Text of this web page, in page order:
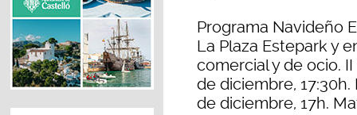
Programa Navideño
La Plaza Estepark y
comercial y de ocio.
de diciembre, 17:30h.
de diciembre, 17h.